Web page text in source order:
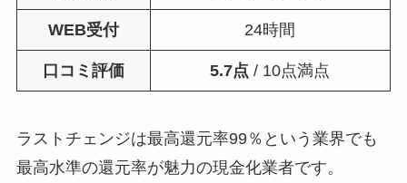
WEB受付 24時間
口コミ評価 5.7点 / 10点満点
ラストチェンジは最高還元率99％という業界でも
最高水準の還元率が魅力の現金化業者です。